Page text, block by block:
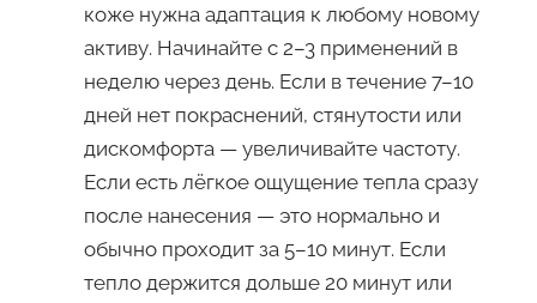
коже нужна адаптация к любому новому
активу. Начинайте с 2–3 применений в
неделю через день. Если в течение 7–10
дней нет покраснений, стянутости или
дискомфорта — увеличивайте частоту.
Если есть лёгкое ощущение тепла сразу
после нанесения — это нормально и
обычно проходит за 5–10 минут. Если
тепло держится дольше 20 минут или